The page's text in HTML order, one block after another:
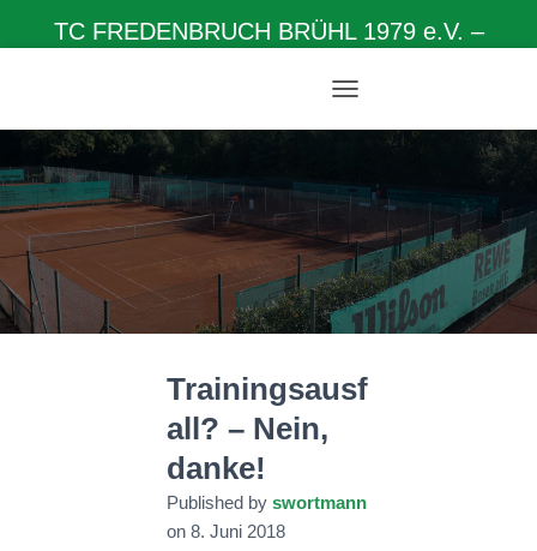
TC FREDENBRUCH BRÜHL 1979 e.V. –
A
G
T
I
O
N
U
S
C
Trainingsausf
all? – Nein,
danke!
Published by swortmann
on 8. Juni 2018